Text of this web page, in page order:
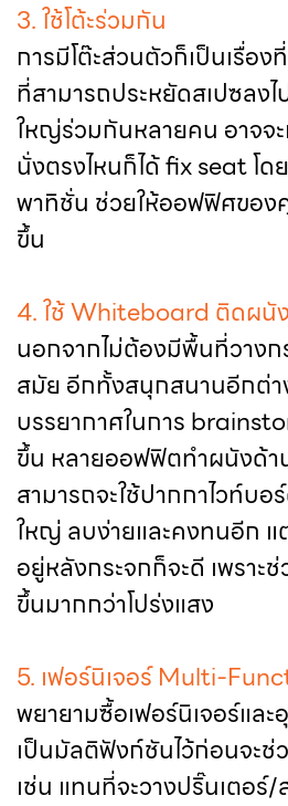
3. ใช้โต้ะร่วมกัน
การมีโต๊ะส่วนตัวก็เป็นเรื่อ
ที่สามารถประหยัดสเปซลงไ
ใหญ่ร่วมกันหลายคน อาจจ
นั่งตรงไหนก็ได้ fix seat โด
พาทิชั่น ช่วยให้ออฟฟิศขอ
ขึ้น
4. ใช้ Whiteboard ติดผนัง
นอกจากไม่ต้องมีพื้นที่วาง
สมัย อีกทั้งสนุกสนานอีกต่า
บรรยากาศในการ
ขึ้น หลายออฟฟิตทำผนังด้า
สามารถจะใช้ปากกาไวท์บอ
ใหญ่ ลบง่ายและคงทนอีก แ
อยู่หลังกระจกก็จะดี เพราะ
ขึ้นมากกว่าโปร่งแสง
5. เฟอร์นิเจอร์ Multi-
พยายามซื้อเฟอร์นิเจอร์แล
เป็นมัลติฟังก์ชันไว้ก่อนจะ
เช่น แทนที่จะวางปริ๊นเตอ